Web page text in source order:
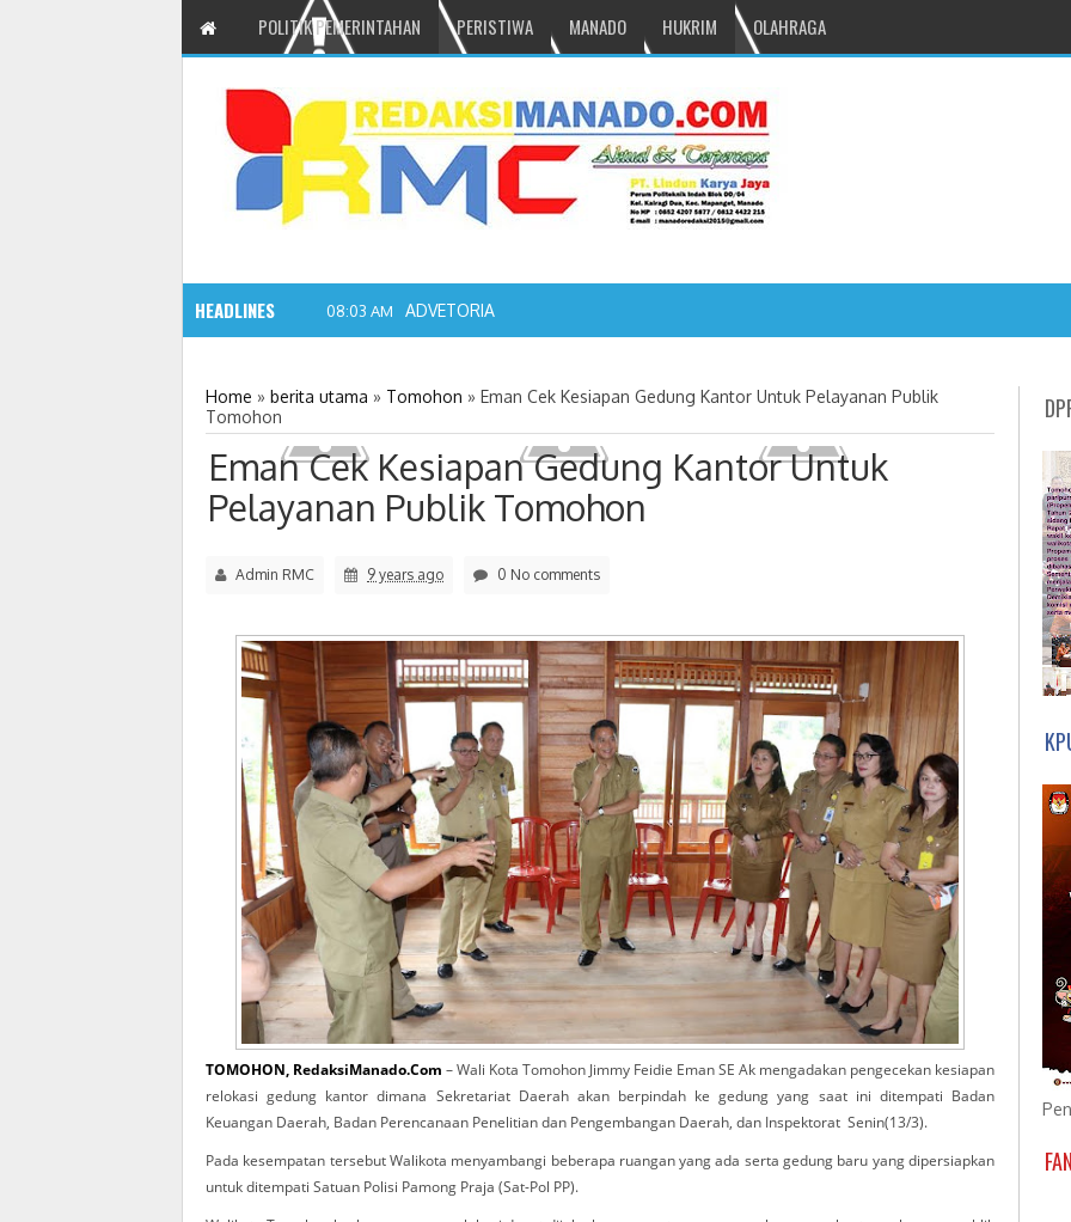
POLITIK PEMERINTAHAN PERISTIWA MANADO HUKRIM OLAHRAGA
HEADLINES 08:03 AM ADVETORIAL JONRU GANTIKAN MONO PIMPIN DPRD TOMOH
Home » berita utama » Tomohon » Eman Cek Kesiapan Gedung Kantor Untuk Pelayanan Publik
Tomohon
Eman Cek Kesiapan Gedung Kantor Untuk
Pelayanan Publik Tomohon
Admin RMC 9 years ago 0 No comments
TOMOHON, RedaksiManado.Com – Wali Kota Tomohon Jimmy Feidie Eman SE Ak mengadakan pengecekan kesiapan
relokasi gedung kantor dimana Sekretariat Daerah akan berpindah ke gedung yang saat ini ditempati Badan
Keuangan Daerah, Badan Perencanaan Penelitian dan Pengembangan Daerah, dan Inspektorat Senin(13/3).
Pada kesempatan tersebut Walikota menyambangi beberapa ruangan yang ada serta gedung baru yang dipersiapkan
untuk ditempati Satuan Polisi Pamong Praja (Sat-Pol PP).